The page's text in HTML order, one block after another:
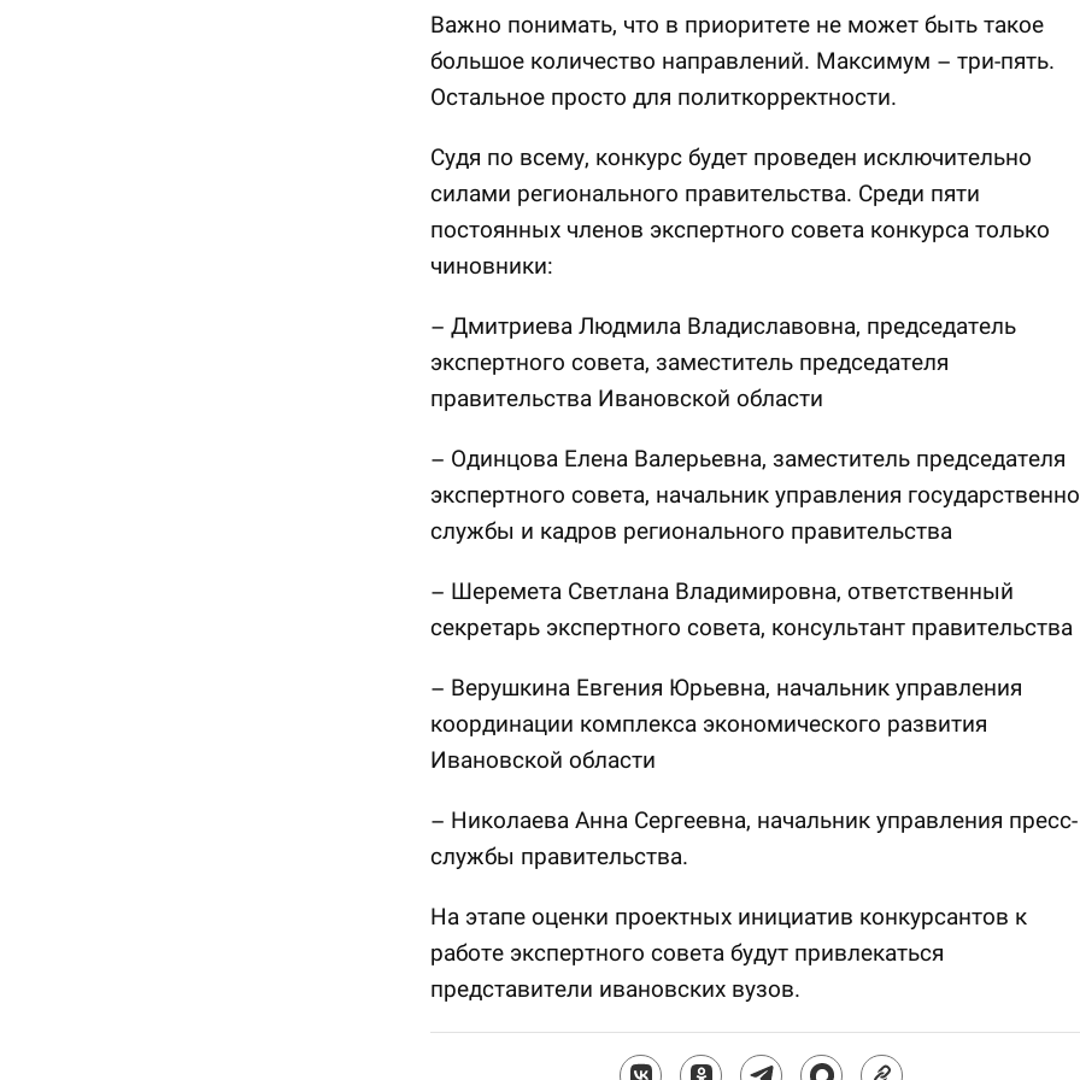
Важно понимать, что в приоритете не может быть такое
большое количество направлений. Максимум – три-пять.
Остальное просто для политкорректности.
Судя по всему, конкурс будет проведен исключительно
силами регионального правительства. Среди пяти
постоянных членов экспертного совета конкурса только
чиновники:
– Дмитриева Людмила Владиславовна, председатель
экспертного совета, заместитель председателя
правительства Ивановской области
– Одинцова Елена Валерьевна, заместитель председателя
экспертного совета, начальник управления
службы и кадров регионального правительства
– Шеремета Светлана Владимировна, ответственный
секретарь экспертного совета, консультант правительства
– Верушкина Евгения Юрьевна, начальник управления
координации комплекса экономического развития
Ивановской области
– Николаева Анна Сергеевна, начальник управления пресс-
службы правительства.
На этапе оценки проектных инициатив конкурсантов к
работе экспертного совета будут привлекаться
представители ивановских вузов.